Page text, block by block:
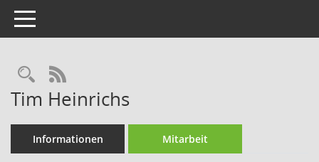
Toggle navigation
Rechercheauswahl
RSS-Feed
Tim Heinrichs
Informationen Mitarbeit